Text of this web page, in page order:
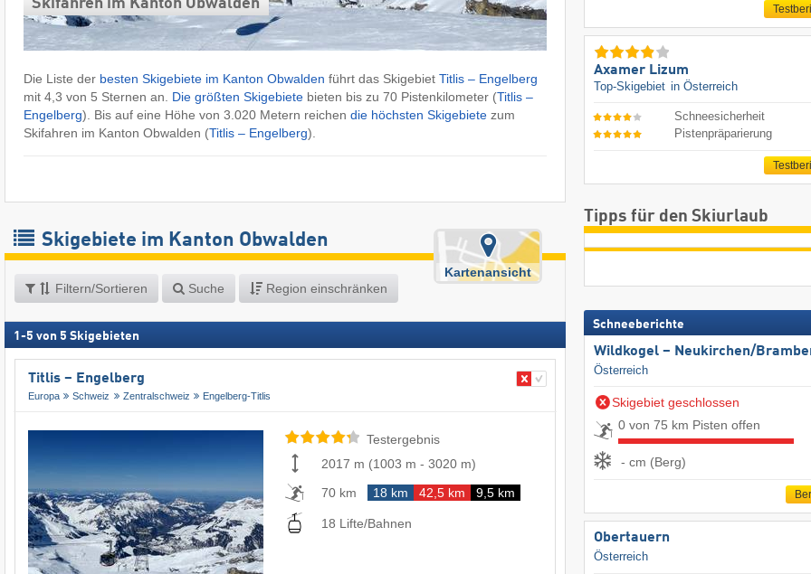
Die Liste der besten Skigebiete im Kanton Obwalden führt das Skigebiet Titlis – Engelberg
mit 4,3 von 5 Sternen an. Die größten Skigebiete bieten bis zu 70 Pistenkilometer (Titlis –
Engelberg). Bis auf eine Höhe von 3.020 Metern reichen die höchsten Skigebiete zum
Skifahren im Kanton Obwalden (Titlis – Engelberg).
Skigebiete im Kanton Obwalden
Filtern/Sortieren Suche Region einschränken
Kartenansicht
1 -5 von 5 Skigebieten
Titlis – Engelberg
Europa Schweiz Zentralschweiz Engelberg-Titlis
Testergebnis
2017 m (1003 m - 3020 m)
70 km
18 km 42,5 km 9,5 km
18 Lifte/Bahnen
Axamer Lizum
Top-Skigebiet in Österreich
Schneesicherheit
Pistenpräparierung
Tipps für den Skiurlaub
Schneeberichte
Wildkogel – Neukirchen/​
Österreich
Skigebiet geschlossen
0 von 75 km Pisten offen
- cm (Berg)
Obertauern
Österreich